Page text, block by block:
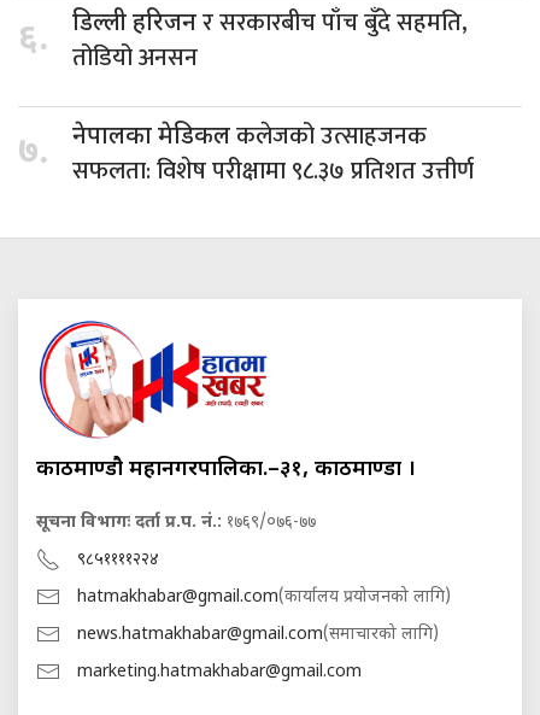
६. डिल्ली हरिजनर सरकारबीच पाँच बुँदे सहमति,
तोडियो अनसन
७. नेपालका मेडिकलकलेजको उत्साहजनक
सफलता: विशेष परीक्षामा ९८.३७ प्रतिशत उत्तीर्ण
काठमाण्डौ महानगरपालिका.–३१, काठमाण्डौं ।
सूचना विभागः दर्ता प्र.प. नं.: १७६९/०७६-७७
९८५११११२२४
hatmakhabar@gmail.com(कार्यालय प्रयोजनको लागि)
news.hatmakhabar@gmail.com(समाचारको लागि)
marketing.hatmakhabar@gmail.com